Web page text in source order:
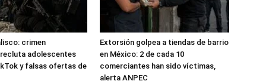
crimen
adolescentes
y falsas ofertas de
Extorsión golpea a tiendas de barrio
en México: 2 de cada 10
comerciantes han sido víctimas,
alerta ANPEC